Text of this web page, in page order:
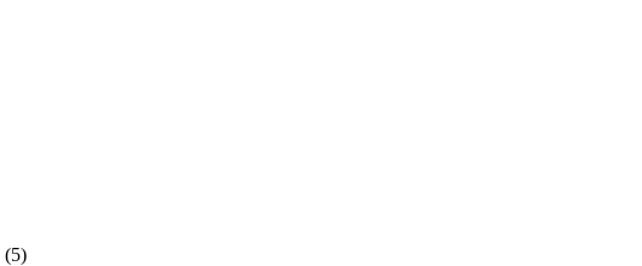
(5)